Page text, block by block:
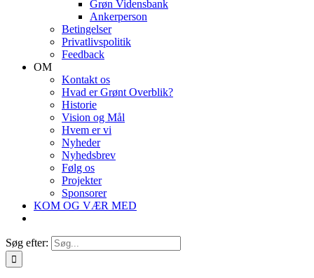
Grøn Vidensbank
Ankerperson
Betingelser
Privatlivspolitik
Feedback
OM
Kontakt os
Hvad er Grønt Overblik?
Historie
Vision og Mål
Hvem er vi
Nyheder
Nyhedsbrev
Følg os
Projekter
Sponsorer
KOM OG VÆR MED
Søg efter: